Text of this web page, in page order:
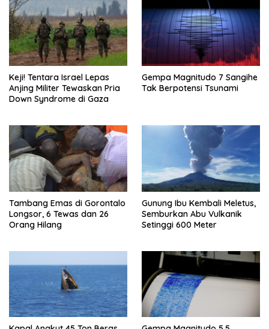
Keji! Tentara Israel Lepas
Anjing Militer Tewaskan Pria
Down Syndrome di Gaza
Gempa Magnitudo 7 Sangihe
Tak Berpotensi Tsunami
Tambang Emas di Gorontalo
Longsor, 6 Tewas dan 26
Orang Hilang
Gunung Ibu Kembali Meletus,
Semburkan Abu Vulkanik
Setinggi 600 Meter